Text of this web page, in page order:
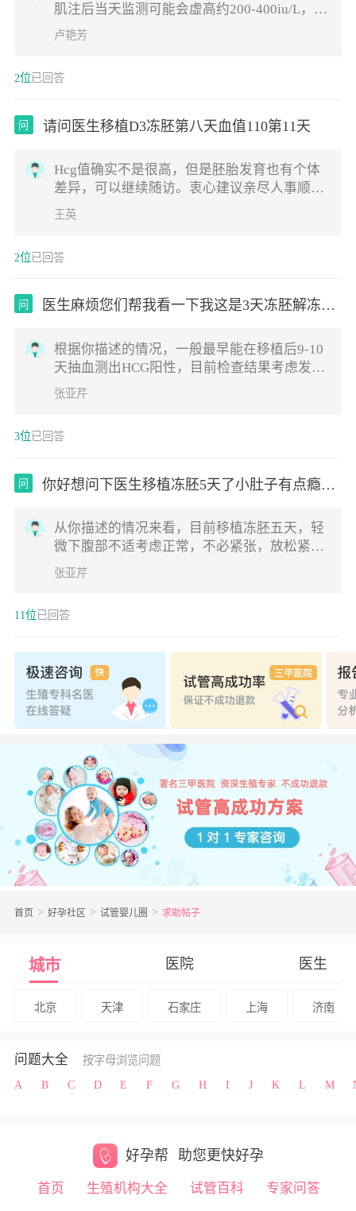
首页 好孕社区 试管婴儿圈 求助帖子
肌注后当天监测可能会虚高约200-400iu/L，隔
天不同时间段值是不同的，如果你是监测怀
孕，建议一周后监测，祝好孕。
卢艳芳
2位已回答
问 请问医生移植D3冻胚第八天血值110第11天
Hcg值确实不是很高，但是胚胎发育也有个体
差异，可以继续随访。衷心建议亲尽人事顺其
自然，越紧张反而不利于妊娠，祝您好孕
王英
2位已回答
问
医生麻烦您们帮我看一下我这是3天冻胚解冻后
根据你描述的情况，一般最早能在移植后9-10
天抽血测出HCG阳性，目前检查结果考虑发育
正常，建议放松紧张的情绪，耐心等待1周后
复查
张亚芹
3位已回答
问
你好想问下医生移植冻胚5天了小肚子有点瘾瘾
从你描述的情况来看，目前移植冻胚五天，轻
微下腹部不适考虑正常，不必紧张，放松紧张
的情绪，适当休息再观察几天吧
张亚芹
11位已回答
城市 医院 医生
北京 天津 石家庄 上海 济南
问题大全
按字母浏览问题
A
B C D E F G H I J K L M
好孕帮 助您更快好孕
首页 生殖机构大全 试管百科 专家问答